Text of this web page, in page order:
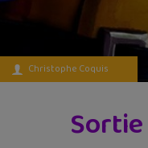
Christophe Coquis